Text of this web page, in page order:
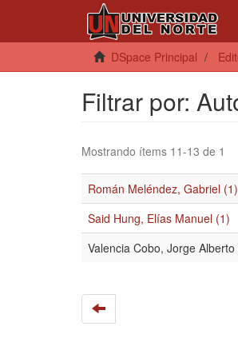
DSpace Principal
Filtrar por:
Mostrando ítems 11-13 de 1
Román Meléndez, Gabriel (1)
Said Hung, Elías Manuel (1)
Valencia Cobo, Jorge Alberto